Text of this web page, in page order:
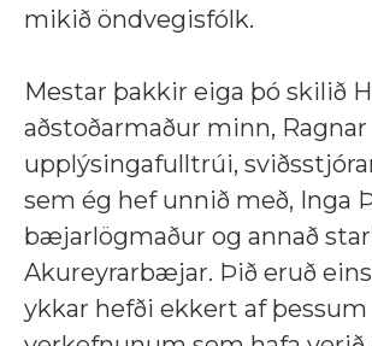
mikið öndvegisfólk.
Mestar þakkir eiga þó skilið
aðstoðarmaður minn,
upplýsingafulltrúi,
sem ég hef unnið með, Inga
bæjarlögmaður og annað
Akureyrarbæjar. Þið eruð
ykkar hefði ekkert af þessum